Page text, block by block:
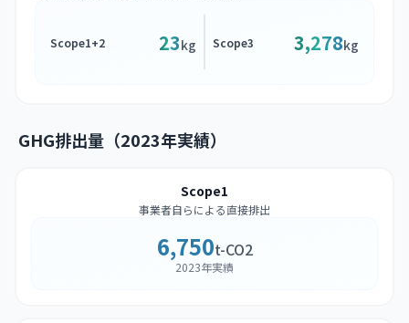
Scope1+2 23kg Scope3 3,278kg
GHG排出量（2023年実績）
Scope1
事業者自らによる直接排出
6,750t-CO2
2023年実績